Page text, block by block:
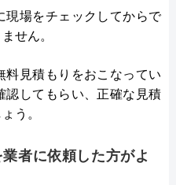
現場をチェックしてからで
せん。
料見積もりをおこなってい
認してもらい、正確な見積
う。
者に依頼した方がよ